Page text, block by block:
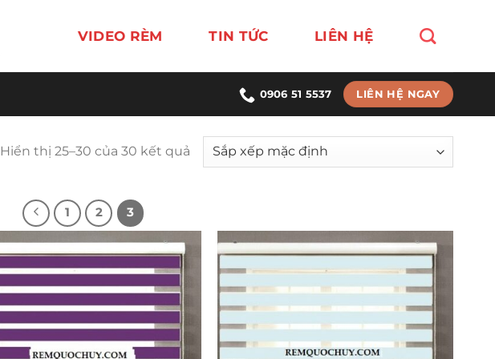
VIDEO RÈM TIN TỨC LIÊN HỆ
0906 51 5537 LIÊN HỆ NGAY
Hiển thị 25–30 của 30 kết quả
1 2 3